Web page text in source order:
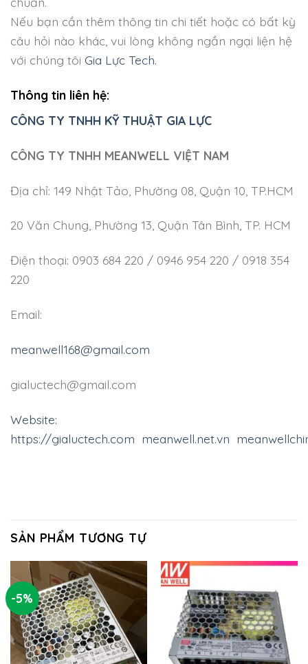
Nếu bạn cần thêm thông tin chi tiết hoặc có bất kỳ
câu hỏi nào khác, vui lòng không ngần ngại liện hệ
với chúng tôi Gia Lực Tech.
Thông tin liên hệ:
CÔNG TY TNHH KỸ THUẬT GIA LỰC
CÔNG TY TNHH MEANWELL VIỆT NAM
Địa chỉ: 149 Nhật Tảo, Phường 08, Quận 10, TP.HCM
20 Văn Chung, Phường 13, Quận Tân Bình, TP. HCM
Điện thoại: 0903 684 220 / 0946 954 220 / 0918 354
220
Email:
meanwell168@gmail.com
gialuctech@gmail.com
Website:
https://gialuctech.com meanwell.net.vn
SẢN PHẨM TƯƠNG TỰ
-5%